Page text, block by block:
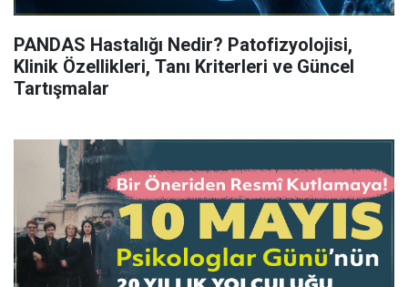
PANDAS Hastalığı Nedir? Patofizyolojisi,
Klinik Özellikleri, Tanı Kriterleri ve Güncel
Tartışmalar